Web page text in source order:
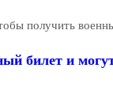
получить
билет и